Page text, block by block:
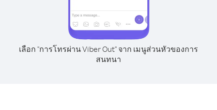
เลือก "การโทรผ่าน Viber Out" จาก เมนูส่วนหัวของการ
สนทนา